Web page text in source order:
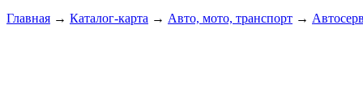
Главная → Каталог-карта → Авто, мото, транспорт →